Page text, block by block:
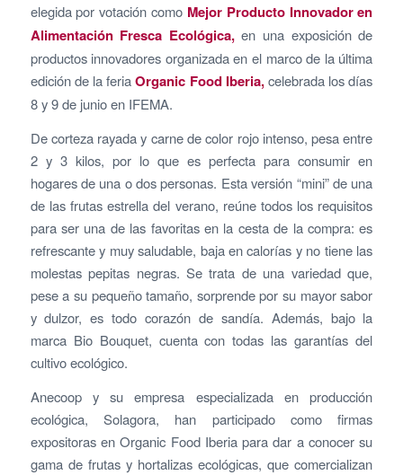
elegida por votación como Mejor Producto Innovador en
Alimentación Fresca Ecológica,en una exposición de
productos innovadores organizada en el marco de la última
edición de la feriaOrganic Food Iberia,celebrada los días
8 y 9 de junio en IFEMA.
De corteza rayada y carne de color rojo intenso, pesa entre
2 y 3 kilos, por lo que es perfecta para consumir en
hogares de una o dos personas. Esta versión “mini” de una
de las frutas estrella del verano, reúne todos los requisitos
para ser una de las favoritas en la cesta de la compra: es
refrescante y muy saludable, baja en calorías y no tiene las
molestas pepitas negras. Se trata de una variedad que,
pese a su pequeño tamaño, sorprende por su mayor sabor
y dulzor, es todo corazón de sandía. Además, bajo la
marca Bio Bouquet, cuenta con todas las garantías del
cultivo ecológico.
Anecoop y su empresa especializada en producción
ecológica, Solagora, han participado como firmas
expositoras en Organic Food Iberia para dar a conocer su
gama de frutas y hortalizas ecológicas, que comercializan